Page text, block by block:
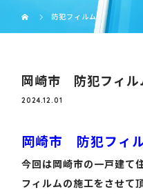
防犯フィルム
岡崎市 防犯フィ
2024.12.01
岡崎市 防犯フィ
今回は岡崎市の一戸建て
フィルムの施工をさせて